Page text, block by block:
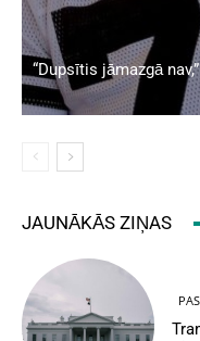
“Dupsītis jāmazgā
JAUNĀKĀS ZIŅAS